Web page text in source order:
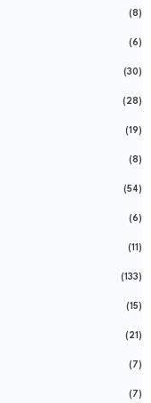
(8)
(6)
(30)
(28)
(19)
(8)
(54)
(6)
(11)
(133)
(15)
(21)
(7)
(7)